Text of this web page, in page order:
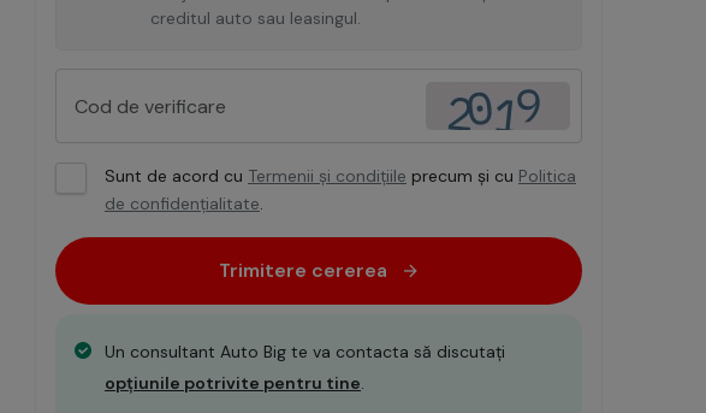
creditul auto sau leasingul.
Sunt de acord cu Termenii și condițiile precum și cu Politica
de confidențialitate.
Trimitere cererea
Un consultant Auto Big te va contacta să discutați
opțiunile potrivite pentru tine.